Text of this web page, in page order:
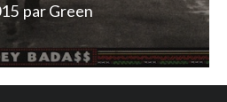
parGreen